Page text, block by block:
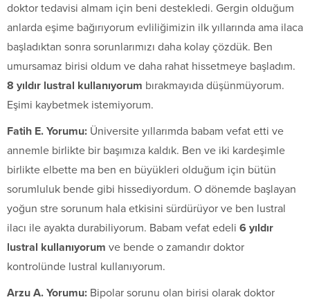
doktor tedavisi almam için beni destekledi. Gergin olduğum
anlarda eşime bağırıyorum evliliğimizin ilk yıllarında ama ilaca
başladıktan sonra sorunlarımızı daha kolay çözdük. Ben
umursamaz birisi oldum ve daha rahat hissetmeye başladım.
8 yıldır lustral kullanıyorum bırakmayıda düşünmüyorum.
Eşimi kaybetmek istemiyorum.
Fatih E. Yorumu: Üniversite yıllarımda babam vefat etti ve
annemle birlikte bir başımıza kaldık. Ben ve iki kardeşimle
birlikte elbette ma ben en büyükleri olduğum için bütün
sorumluluk bende gibi hissediyordum. O dönemde başlayan
yoğun stre sorunum hala etkisini sürdürüyor ve ben lustral
ilacı ile ayakta durabiliyorum. Babam vefat edeli 6 yıldır
lustral kullanıyorum ve bende o zamandır doktor
kontrolünde lustral kullanıyorum.
Arzu A. Yorumu: Bipolar sorunu olan birisi olarak doktor